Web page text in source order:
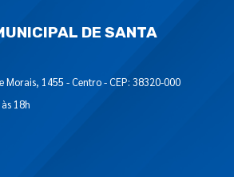
DE SANTA
Morais, 1455 - Centro - CEP: 38320-000
18h